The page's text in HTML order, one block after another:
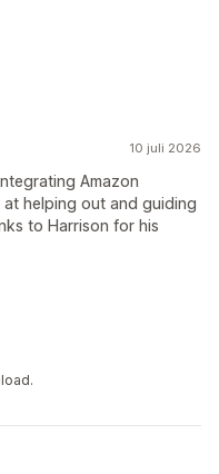
10 juli 2026
Amazon
helping out and guiding
to Harrison for his